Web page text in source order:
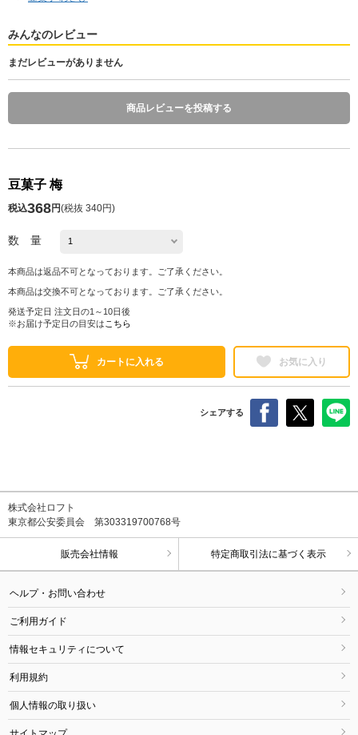
みんなのレビュー
まだレビューがありません
商品レビューを投稿する
豆菓子 梅
税込368円(税抜 340円)
数 量
本商品は返品不可となっております。ご了承ください。
本商品は交換不可となっております。ご了承ください。
発送予定日 注文日の1～10日後
※お届け予定日の目安は こちら
カートに入れる お気に入り
シェアする
株式会社ロフト
東京都公安委員会 第303319700768号
販売会社情報 特定商取引法に基づく表示
ヘルプ・お問い合わせ
ご利用ガイド
情報セキュリティについて
利用規約
個人情報の取り扱い